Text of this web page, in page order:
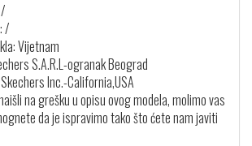
/
/
Vijetnam
S.A.R.L-ogranak Beograd
Inc.-California,USA
na grešku u opisu ovog modela, molimo vas
da je ispravimo tako što ćete nam javiti